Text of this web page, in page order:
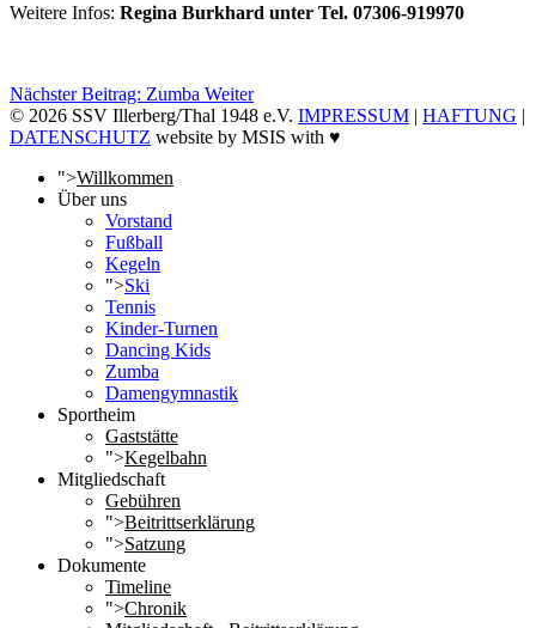
Weitere Infos: Regina Burkhard unter Tel. 07306-919970
Nächster Beitrag: Zumba Weiter
© 2026 SSV Illerberg/Thal 1948 e.V. IMPRESSUM | HAFTUNG |
DATENSCHUTZ website by MSIS with ♥
">Willkommen
Über uns
Vorstand
Fußball
Kegeln
">Ski
Tennis
Kinder-Turnen
Dancing Kids
Zumba
Damengymnastik
Sportheim
Gaststätte
">Kegelbahn
Mitgliedschaft
Gebühren
">Beitrittserklärung
">Satzung
Dokumente
Timeline
">Chronik